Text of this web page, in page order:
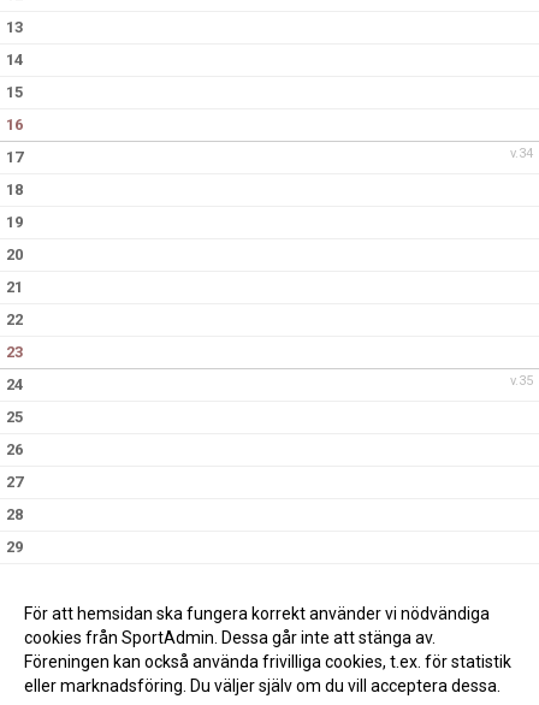
13
14
15
16
v.34
17
18
19
20
21
22
23
v.35
24
25
26
27
28
29
För att hemsidan ska fungera korrekt använder vi nödvändiga
cookies från SportAdmin. Dessa går inte att stänga av.
Föreningen kan också använda frivilliga cookies, t.ex. för statistik
eller marknadsföring. Du väljer själv om du vill acceptera dessa.